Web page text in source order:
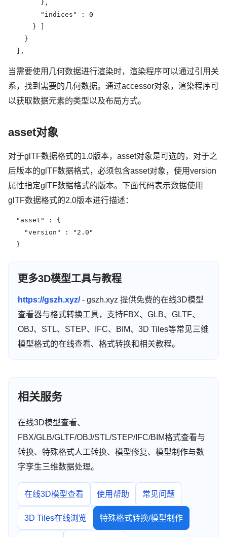
        },
        "indices" : 0
      } ]
    }
  ],
当需要使用几何数据进行渲染时，渲染程序可以通过引用关
系，找到需要的几何数据。通过accessor对象，渲染程序可
以获取数据元素的类型以及布局方式。
asset对象
对于glTF数据格式的1.0版本，asset对象是可选的，对于之
后版本的glTF数据格式，必须包含asset对象，使用version
属性指定glTF数据格式的版本。下面代码表示数据使用
glTF数据格式的2.0版本进行描述：
  "asset" : {
    "version" : "2.0"
  }
更多3D模型工具与教程
https://gszh.xyz/- gszh.xyz 提供免费的在线3D模型
查看器与格式转换工具，支持FBX、GLB、GLTF、
OBJ、STL、STEP、IFC、BIM、3D Tiles等常见三维
模型格式的在线查看、格式转换和相关教程。
相关服务
在线3D模型查看、
FBX/GLB/GLTF/OBJ/STL/STEP/IFC/BIM格式查看与
转换、特殊格式人工转换、模型修复、模型制作与数
字孪生三维数据处理。
在线3D模型查看 使用帮助 常见问题
3D Tiles在线浏览 特殊格式转换/模型制作